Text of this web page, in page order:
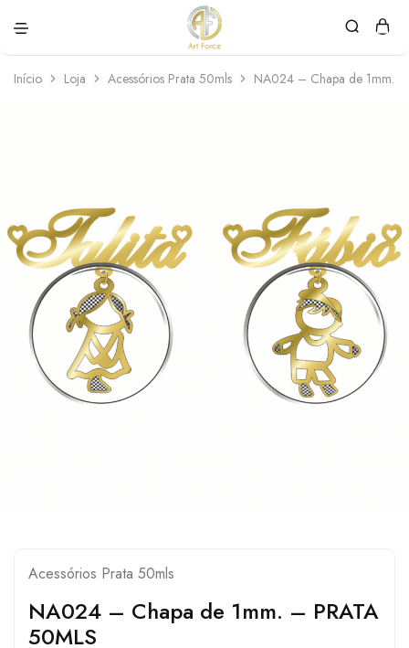
Force
personalizadas
Início Loja Acessórios Prata 50mls NA024 – Chapa de 1mm. –
Acessórios Prata 50mls
NA024 – Chapa de 1mm. – PRATA
50MLS